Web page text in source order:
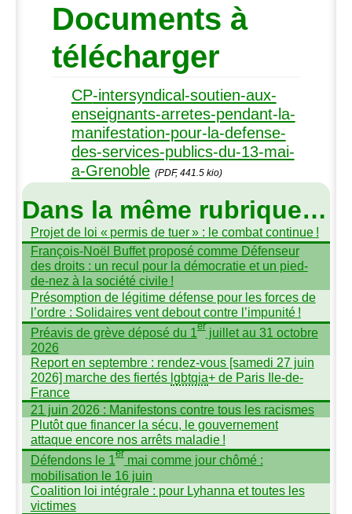
Documents à
télécharger
CP-intersyndical-soutien-aux-
enseignants-arretes-pendant-la-
manifestation-pour-la-defense-
des-services-publics-du-13-mai-
a-Grenoble (PDF, 441.5 kio)
Dans la même rubrique…
Projet de loi « permis de tuer» : le combat continue !
François-Noël Buffet proposé comme Défenseur
des droits : un recul pour la démocratie et un pied-
de-nez à la société civile !
Présomption de légitime défense pour les forces de
l’ordre : Solidaires vent debout contre l’impunité !
Préavis de grève déposé du 1erjuillet au 31 octobre
2026
Report en septembre : rendez-vous [samedi 27 juin
2026] marche des fiertés lgbtqia+ de Paris Ile-de-
France
21 juin 2026 : Manifestons contre tous les racismes
Plutôt que financer la sécu, le gouvernement
attaque encore nos arrêts maladie !
Défendons le 1ermai comme jour chômé :
mobilisation le 16 juin
Coalition loi intégrale : pour Lyhanna et toutes les
victimes